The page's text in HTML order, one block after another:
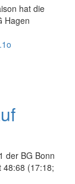
hat die
Hagen
der BG Bonn
48:68 (17:18;